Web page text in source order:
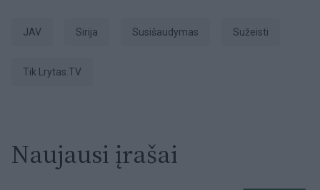
JAV Sirija susišaudymas sužeisti
tik Lrytas.TV
Naujausi įrašai